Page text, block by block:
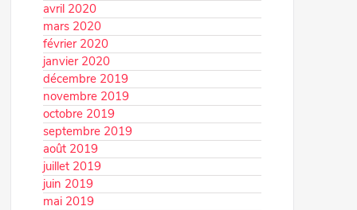
avril 2020
mars 2020
février 2020
janvier 2020
décembre 2019
novembre 2019
octobre 2019
septembre 2019
août 2019
juillet 2019
juin 2019
mai 2019